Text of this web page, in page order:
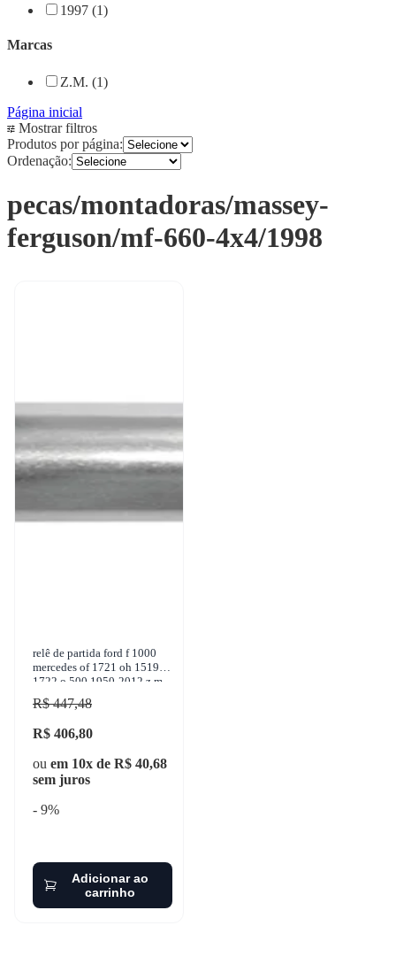
1997 (1)
Marcas
Z.M. (1)
Página inicial
Mostrar filtros
Produtos por página:
Ordenação:
pecas/montadoras/massey-
ferguson/mf-660-4x4/1998
relê de partida ford f 1000
mercedes of 1721 oh 1519 of
1722 o 500 1950-2012 z.m. -
1-485
R$ 447,48
R$ 406,80
ou em 10x de R$ 40,68
sem juros
- 9%
Adicionar ao
carrinho